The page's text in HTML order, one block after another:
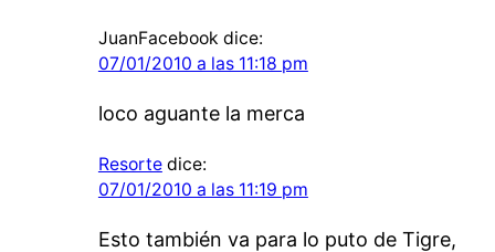
JuanFacebook dice:
07/01/2010 a las 11:18 pm
loco aguante la merca
Resorte dice:
07/01/2010 a las 11:19 pm
Esto también va para lo puto de Tigre,